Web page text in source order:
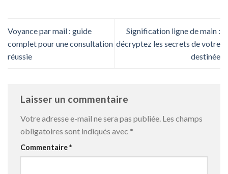
Voyance par mail : guide
complet pour une consultation
réussie
Signification ligne de main :
décryptez les secrets de votre
destinée
Laisser un commentaire
Votre adresse e-mail ne sera pas publiée. Les champs
obligatoires sont indiqués avec *
Commentaire*